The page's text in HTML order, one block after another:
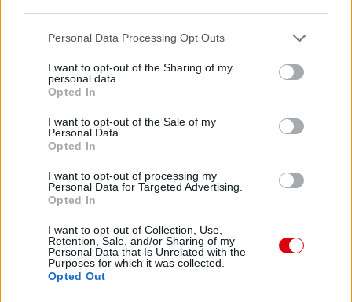
Please note that this website/app uses one or more Google
not limited to your visit or usage behaviour. You may click to
grant or deny consent to Google and its third-party tags to
use your data for below specified purposes in below Google
consent section.
Personal Data Processing Opt Outs
I want to opt-out of the Sharing of my
personal data.
Opted In
I want to opt-out of the Sale of my
Personal Data.
Opted In
I want to opt-out of processing my
Personal Data for Targeted Advertising.
Opted In
I want to opt-out of Collection, Use,
Retention, Sale, and/or Sharing of my
Personal Data that Is Unrelated with the
Purposes for which it was collected.
Opted Out